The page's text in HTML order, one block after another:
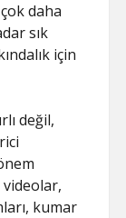
daha
sık
için
değil,
kumar